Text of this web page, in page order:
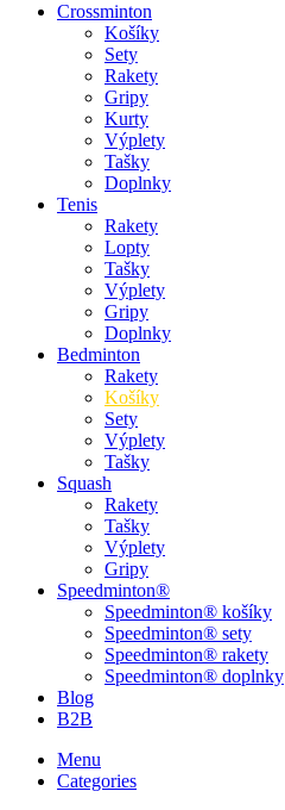
Crossminton
Košíky
Sety
Rakety
Gripy
Kurty
Výplety
Tašky
Doplnky
Tenis
Rakety
Lopty
Tašky
Výplety
Gripy
Doplnky
Bedminton
Rakety
Košíky
Sety
Výplety
Tašky
Squash
Rakety
Tašky
Výplety
Gripy
Speedminton®
Speedminton® košíky
Speedminton® sety
Speedminton® rakety
Speedminton® doplnky
Blog
B2B
Menu
Categories